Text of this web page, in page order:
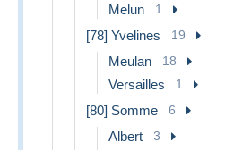
Melun 1
[78] Yvelines 19
Meulan 18
Versailles 1
[80] Somme 6
Albert 3